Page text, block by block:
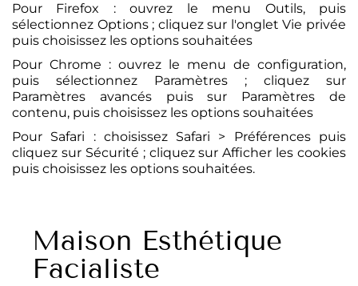
Pour Firefox : ouvrez le menu Outils, puis
sélectionnez Options ; cliquez sur l'onglet Vie privée
puis choisissez les options souhaitées
Pour Chrome : ouvrez le menu de configuration,
puis sélectionnez Paramètres ; cliquez sur
Paramètres avancés puis sur Paramètres de
contenu, puis choisissez les options souhaitées
Pour Safari : choisissez Safari > Préférences puis
cliquez sur Sécurité ; cliquez sur Afficher les cookies
puis choisissez les options souhaitées.
Maison Esthétique
Facialiste